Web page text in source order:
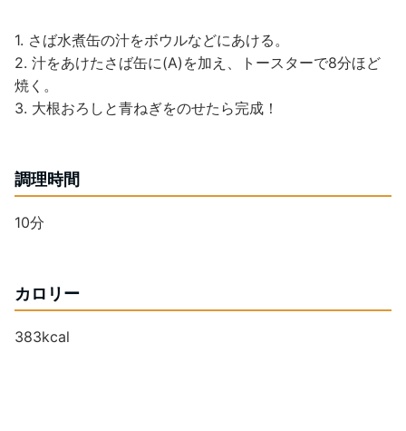
1. さば水煮缶の汁をボウルなどにあける。
2. 汁をあけたさば缶に(A)を加え、トースターで8分ほど
焼く。
3. 大根おろしと青ねぎをのせたら完成！
調理時間
10分
カロリー
383kcal